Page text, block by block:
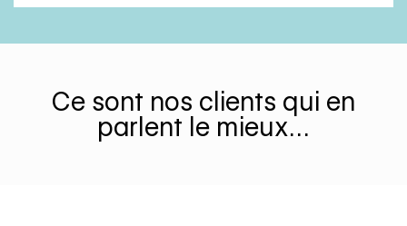
Ce sont nos clients qui en
parlent le mieux…